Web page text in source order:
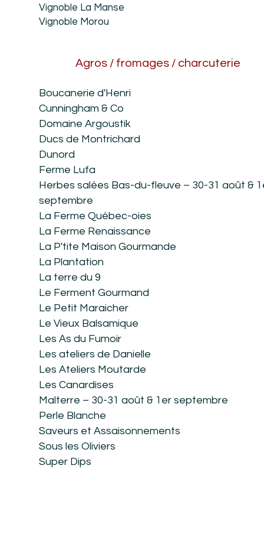
Vignoble La Manse
Vignoble Morou
Agros / fromages / charcuterie
Boucanerie d'Henri
Cunningham & Co
Domaine Argoustik
Ducs de Montrichard
Dunord
Ferme Lufa
Herbes salées Bas-du-fleuve – 30-31 août &
septembre
La Ferme Québec-oies
La Ferme Renaissance
La P'tite Maison Gourmande
La Plantation
La terre du 9
Le Ferment Gourmand
Le Petit Maraicher
Le Vieux Balsamique
Les As du Fumoir
Les ateliers de Danielle
Les Ateliers Moutarde
Les Canardises
Malterre – 30-31 août & 1er septembre
Perle Blanche
Saveurs et Assaisonnements
Sous les Oliviers
Super Dips